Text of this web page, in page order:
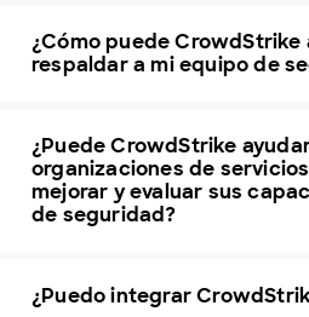
¿Cómo puede CrowdStrike
respaldar a mi equipo de
¿Puede CrowdStrike
organizaciones de
mejorar y evaluar sus
de seguridad?
¿Puedo integrar